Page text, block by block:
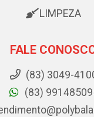
LIMPEZA
FALE
(83) 3049-
(83)